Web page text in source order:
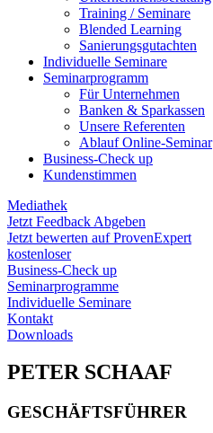
Training / Seminare
Blended Learning
Sanierungs­gutachten
Individuelle Seminare
Seminarprogramm
Für Unternehmen
Banken & Sparkassen
Unsere Referenten
Ablauf Online-Seminar
Business-Check up
Kundenstimmen
Mediathek
Jetzt Feedback Abgeben
Jetzt bewerten auf ProvenExpert
kostenloser
Business-Check up
Seminarprogramme
Individuelle Seminare
Kontakt
Downloads
PETER SCHAAF
GESCHÄFTSFÜHRER